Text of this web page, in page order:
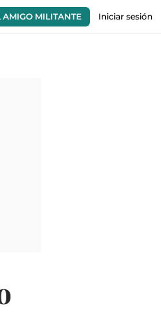
AMIGO MILITANTE Iniciar sesión